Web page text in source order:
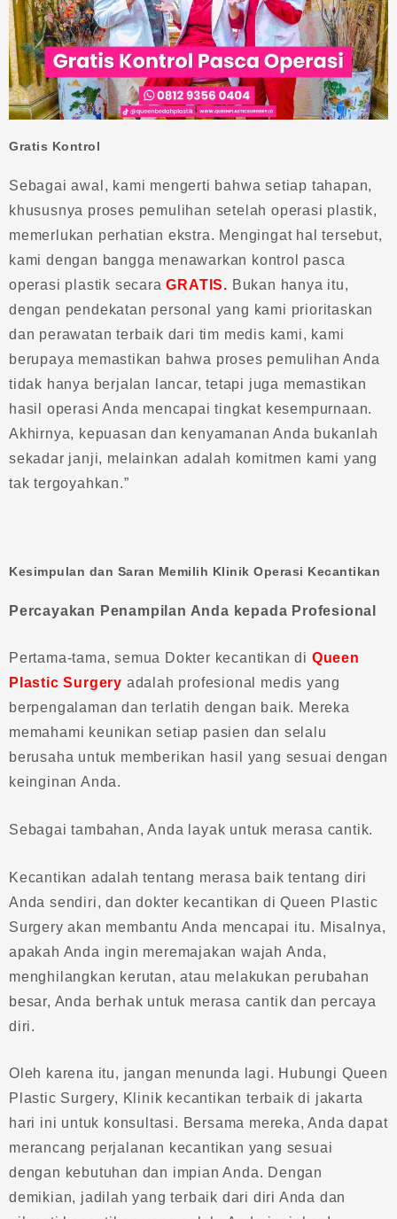
Gratis Kontrol
Sebagai awal, kami mengerti bahwa setiap tahapan,
khususnya proses pemulihan setelah operasi plastik,
memerlukan perhatian ekstra. Mengingat hal tersebut,
kami dengan bangga menawarkan kontrol pasca
operasi plastik secaraGRATIS. Bukan hanya itu,
dengan pendekatan personal yang kami prioritaskan
dan perawatan terbaik dari tim medis kami, kami
berupaya memastikan bahwa proses pemulihan Anda
tidak hanya berjalan lancar, tetapi juga memastikan
hasil operasi Anda mencapai tingkat kesempurnaan.
Akhirnya, kepuasan dan kenyamanan Anda bukanlah
sekadar janji, melainkan adalah komitmen kami yang
tak tergoyahkan.”
Kesimpulan dan Saran Memilih Klinik Operasi Kecantikan
Percayakan Penampilan Anda kepada Profesional
Pertama-tama, semua Dokter kecantikan di Queen
Plastic Surgery adalah profesional medis yang
berpengalaman dan terlatih dengan baik. Mereka
memahami keunikan setiap pasien dan selalu
berusaha untuk memberikan hasil yang sesuai dengan
keinginan Anda.
Sebagai tambahan, Anda layak untuk merasa cantik.
Kecantikan adalah tentang merasa baik tentang diri
Anda sendiri, dan dokter kecantikan di Queen Plastic
Surgery akan membantu Anda mencapai itu. Misalnya,
apakah Anda ingin meremajakan wajah Anda,
menghilangkan kerutan, atau melakukan perubahan
besar, Anda berhak untuk merasa cantik dan percaya
diri.
Oleh karena itu, jangan menunda lagi. Hubungi Queen
Plastic Surgery, Klinik kecantikan terbaik di jakarta
hari ini untuk konsultasi. Bersama mereka, Anda dapat
merancang perjalanan kecantikan yang sesuai
dengan kebutuhan dan impian Anda. Dengan
demikian, jadilah yang terbaik dari diri Anda dan